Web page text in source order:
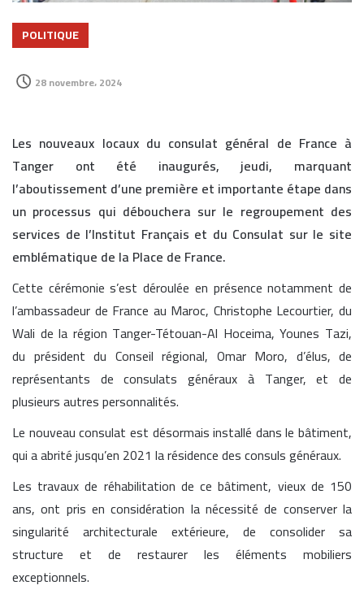
POLITIQUE
28 novembre، 2024
Les nouveaux locaux du consulat général de France à
Tanger ont été inaugurés, jeudi, marquant
l’aboutissement d’une première et importante étape dans
un processus qui débouchera sur le regroupement des
services de l’Institut Français et du Consulat sur le site
emblématique de la Place de France.
Cette cérémonie s’est déroulée en présence notamment de
l’ambassadeur de France au Maroc, Christophe Lecourtier, du
Wali de la région Tanger-Tétouan-Al Hoceima, Younes Tazi,
du président du Conseil régional, Omar Moro, d’élus, de
représentants de consulats généraux à Tanger, et de
plusieurs autres personnalités.
Le nouveau consulat est désormais installé dans le bâtiment,
qui a abrité jusqu’en 2021 la résidence des consuls généraux.
Les travaux de réhabilitation de ce bâtiment, vieux de 150
ans, ont pris en considération la nécessité de conserver la
singularité architecturale extérieure, de consolider sa
structure et de restaurer les éléments mobiliers
exceptionnels.